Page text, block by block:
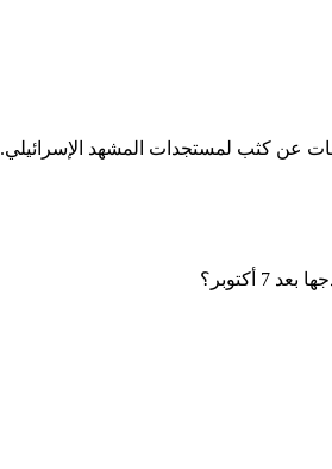
عن كثب لمستجدات المشهد الإسرائيلي.